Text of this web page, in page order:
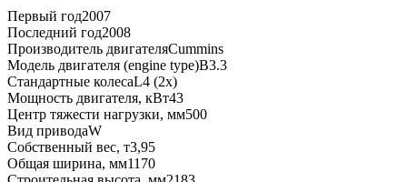
Первый год2007
Последний год2008
Производитель двигателяCummins
Модель двигателя (engine type)B3.3
Стандартные колесаL4 (2x)
Мощность двигателя, кВт43
Центр тяжести нагрузки, мм500
Вид приводаW
Собственный вес, т3,95
Общая ширина, мм1170